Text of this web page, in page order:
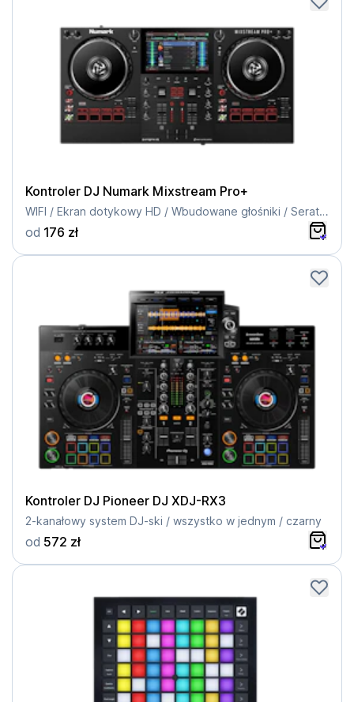
Kontroler DJ Numark Mixstream Pro+
WIFI / Ekran dotykowy HD / Wbudowane głośniki / Serato DJ Lite
od 176 zł
Kontroler DJ Pioneer DJ XDJ-RX3
2-kanałowy system DJ-ski / wszystko w jednym / czarny
od 572 zł